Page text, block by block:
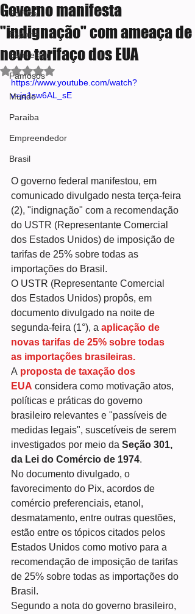
Política
Esporte
Bem-estar
Famosos
Mundo
Paraiba
Empreendedor
Brasil
Governo manifesta
"indignação" com ameaça de
novo tarifaço dos EUA
Avaliado com NaN de 5 estrelas.
https://www.youtube.com/watch?
v=jq1sw6AL_sE
O governo federal manifestou, em
comunicado divulgado nesta terça-feira
(2), "indignação" com a recomendação
do USTR (Representante Comercial
dos Estados Unidos) de imposição de
tarifas de 25% sobre todas as
importações do Brasil.
O USTR (Representante Comercial
dos Estados Unidos) propôs, em
documento divulgado na noite de
segunda-feira (1°), a aplicação de
novas tarifas de 25% sobre todas
as importações brasileiras.
A proposta de taxação dos
EUA considera como motivação atos,
políticas e práticas do governo
brasileiro relevantes e "passíveis de
medidas legais", suscetíveis de serem
investigados por meio da Seção 301,
da Lei do Comércio de 1974.
No documento divulgado, o
favorecimento do Pix, acordos de
comércio preferenciais, etanol,
desmatamento, entre outras questões,
estão entre os tópicos citados pelos
Estados Unidos como motivo para a
recomendação de imposição de tarifas
de 25% sobre todas as importações do
Brasil.
Segundo a nota do governo brasileiro,